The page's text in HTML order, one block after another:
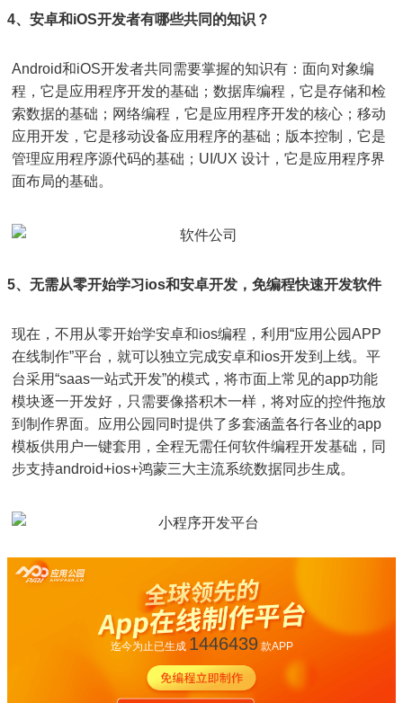
4、安卓和iOS开发者有哪些共同的知识？
Android和iOS开发者共同需要掌握的知识有：面向对象编
程，它是应用程序开发的基础；数据库编程，它是存储和检
索数据的基础；网络编程，它是应用程序开发的核心；移动
应用开发，它是移动设备应用程序的基础；版本控制，它是
管理应用程序源代码的基础；UI/UX 设计，它是应用程序界
面布局的基础。
5、无需从零开始学习ios和安卓开发，免编程快速开发软件
现在，不用从零开始学安卓和ios编程，利用“应用公园APP
在线制作”平台，就可以独立完成安卓和ios开发到上线。平
台采用“saas一站式开发”的模式，将市面上常见的app功能
模块逐一开发好，只需要像搭积木一样，将对应的控件拖放
到制作界面。应用公园同时提供了多套涵盖各行各业的app
模板供用户一键套用，全程无需任何软件编程开发基础，同
步支持android+ios+鸿蒙三大主流系统数据同步生成。
迄今为止已生成 1446439款APP